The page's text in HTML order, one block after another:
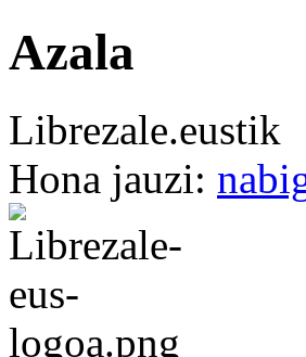
Azala
Librezale.eustik
Hona jauzi: